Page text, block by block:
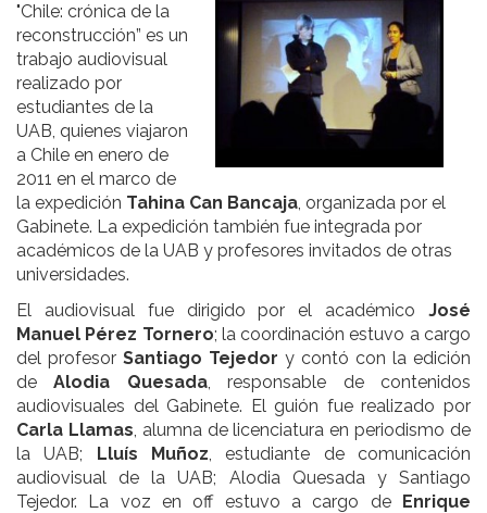
"Chile: crónica de la
reconstrucción” es un
trabajo audiovisual
realizado por
estudiantes de la
UAB, quienes viajaron
a Chile en enero de
2011 en el marco de
la expedición Tahina Can Bancaja, organizada por el
Gabinete. La expedición también fue integrada por
académicos de la UAB y profesores invitados de otras
universidades.
El audiovisual fue dirigido por el académico José
Manuel Pérez Tornero; la coordinación estuvo a cargo
del profesor Santiago Tejedor y contó con la edición
de Alodia Quesada, responsable de contenidos
audiovisuales del Gabinete. El guión fue realizado por
Carla Llamas, alumna de licenciatura en periodismo de
la UAB; Lluís Muñoz, estudiante de comunicación
audiovisual de la UAB; Alodia Quesada y Santiago
Tejedor. La voz en off estuvo a cargo de Enrique